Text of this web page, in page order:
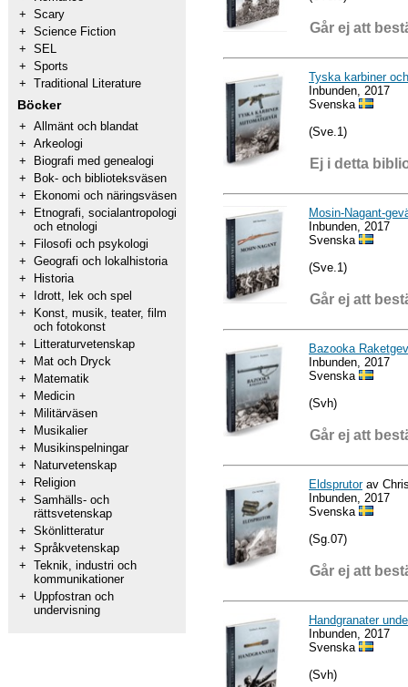
+ Scary
+ Science Fiction
+ SEL
+ Sports
+ Traditional Literature
Böcker
+ Allmänt och blandat
+ Arkeologi
+
Biografi med genealogi
+
Bok- och biblioteksväsen
+
Ekonomi och näringsväsen
+
Etnografi, socialantropologi
och etnologi
+
Filosofi och psykologi
+ Geografi och lokalhistoria
+
Historia
+
Idrott, lek och spel
+
Konst, musik, teater, film
och fotokonst
+
Litteraturvetenskap
+
Mat och Dryck
+
Matematik
+
Medicin
+
Militärväsen
+
Musikalier
+
Musikinspelningar
+
Naturvetenskap
+
Religion
+ Samhälls- och
rättsvetenskap
+ Skönlitteratur
+ Språkvetenskap
+ Teknik, industri och
kommunikationer
+
Uppfostran och
undervisning
Går ej att
Tyska karbiner
Inbunden, 2017
Svenska
(Sve.1)
Ej i detta
Mosin-Nagant-
Inbunden, 2017
Svenska
(Sve.1)
Går ej att
Bazooka
Inbunden, 2017
Svenska
(Svh)
Går ej att
Eldsprutorav
Inbunden, 2017
Svenska
(Sg.07)
Går ej att
Handgranater
Inbunden, 2017
Svenska
(Svh)